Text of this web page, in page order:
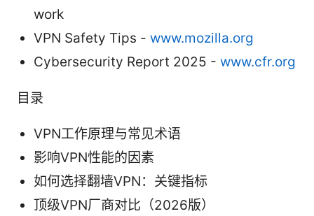
work
VPN Safety Tips - www.mozilla.org
Cybersecurity Report 2025 - www.cfr.org
目录
VPN工作原理与常见术语
影响VPN性能的因素
如何选择翻墙VPN：关键指标
顶级VPN厂商对比（2026版）